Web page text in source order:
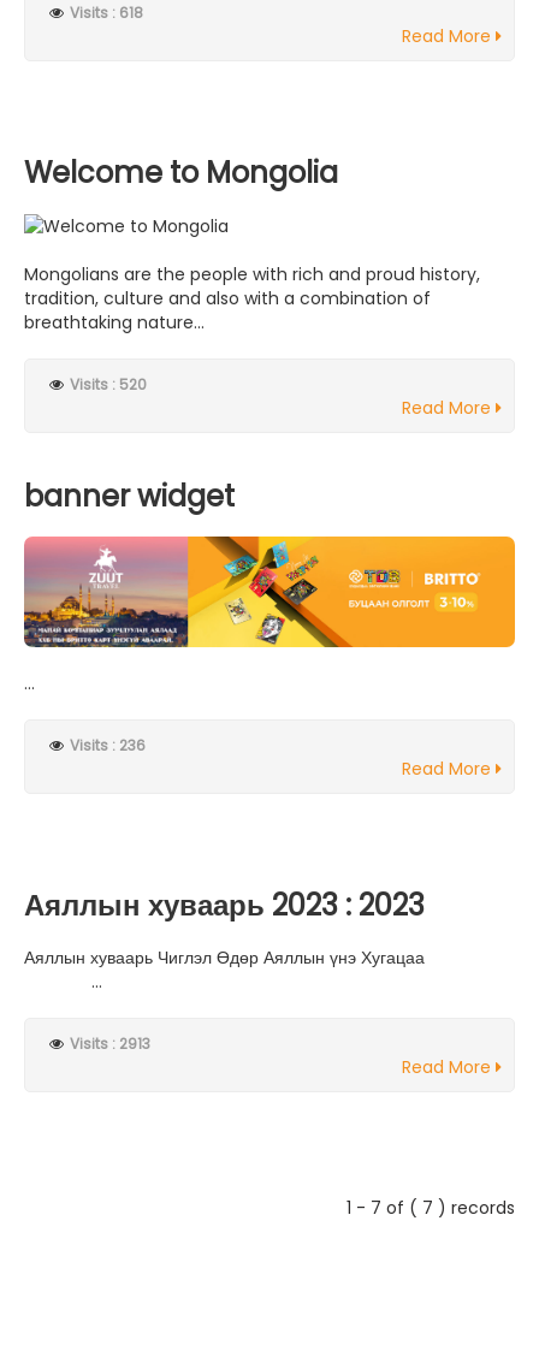
Visits : 618
Read More
Welcome to Mongolia
Mongolians are the people with rich and proud history,
tradition, culture and also with a combination of
breathtaking nature...
Visits : 520
Read More
banner widget
...
Visits : 236
Read More
Аяллын хуваарь 2023 : 2023
Аяллын хуваарь Чиглэл Өдөр Аяллын үнэ Хугацаа
...
Visits : 2913
Read More
1 - 7 of ( 7 ) records